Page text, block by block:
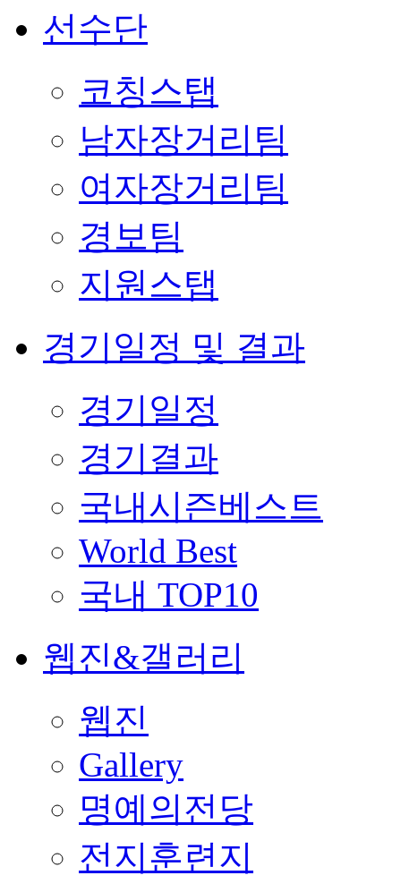
선수단
코칭스탭
남자장거리팀
여자장거리팀
경보팀
지원스탭
경기일정 및 결과
경기일정
경기결과
국내시즌베스트
World Best
국내 TOP10
웹진&갤러리
웹진
Gallery
명예의전당
전지훈련지